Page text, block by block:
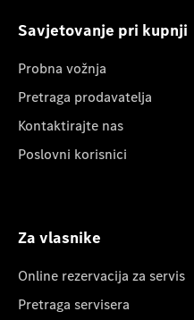
Savjetovanje pri kupnji
Probna vožnja
Pretraga prodavatelja
Kontaktirajte nas
Poslovni korisnici
Za vlasnike
Online rezervacija za servis
Pretraga servisera